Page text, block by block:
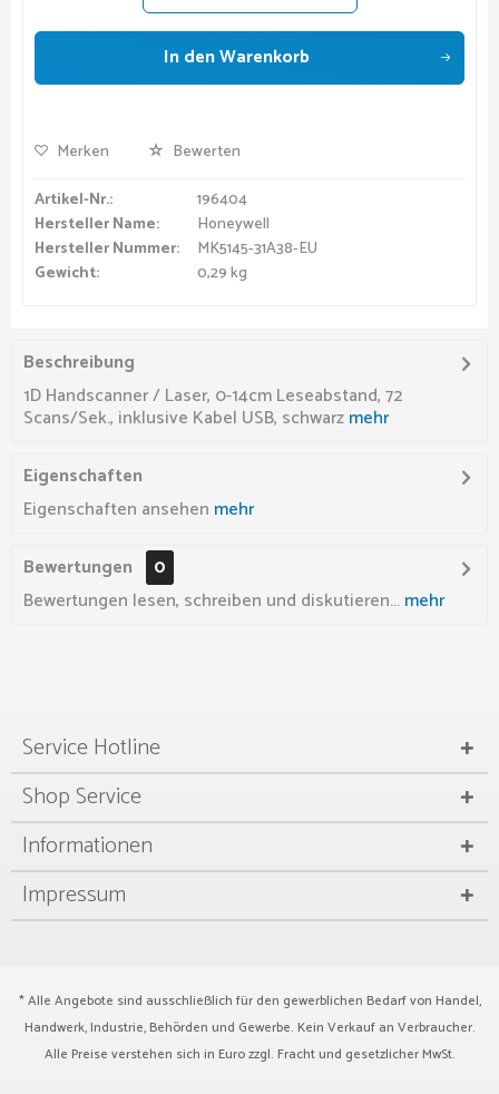
In denWarenkorb
Merken
Bewerten
Artikel-Nr.:
196404
Hersteller Name:
Honeywell
Hersteller Nummer:
MK5145-31A38-EU
Gewicht:
0,29 kg
Beschreibung
1D Handscanner / Laser, 0-14cm Leseabstand, 72
Scans/Sek., inklusive Kabel USB, schwarzmehr
Eigenschaften
Eigenschaften ansehen mehr
Bewertungen
0
Bewertungen lesen, schreiben und diskutieren...mehr
Service Hotline
Shop Service
Informationen
Impressum
* Alle Angebote sind ausschließlich für den gewerblichen Bedarf von Handel,
Handwerk, Industrie, Behörden und Gewerbe. Kein Verkauf an Verbraucher.
Alle Preise verstehen sich in Euro zzgl. Frachtund gesetzlicher MwSt.